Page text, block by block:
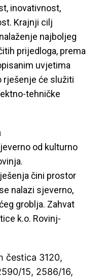
inovativnost,
Krajnji cilj
najboljeg
prijedloga, prema
uvjetima
rješenje će služiti
tehničke
od kulturno
čini prostor
nalazi sjeverno,
groblja. Zahvat
k.o. Rovinj-
čestica 3120,
15, 2586/16,